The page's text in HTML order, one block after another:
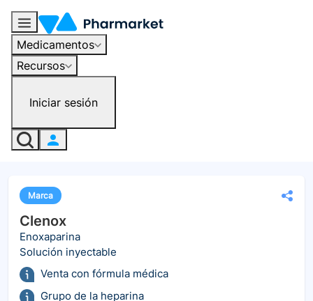
Medicamentos
Recursos
Iniciar sesión
Marca
Clenox
Enoxaparina
Solución inyectable
Venta con fórmula médica
Grupo de la heparina